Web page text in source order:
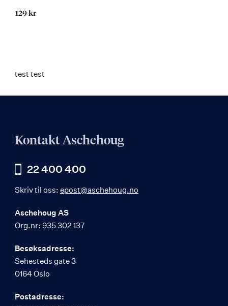
129 kr
test test
Kontakt Aschehoug
22 400 400
Skriv til oss: epost@aschehoug.no
Aschehoug AS
Org.nr: 935 302 137
Besøksadresse:
Sehesteds gate 3
0164 Oslo
Postadresse: